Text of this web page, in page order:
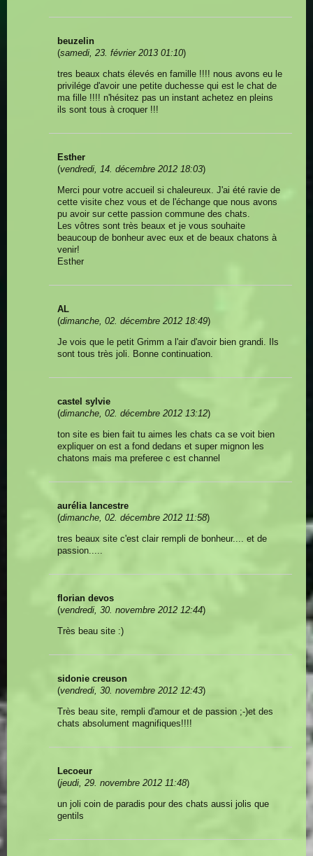
beuzelin
(samedi, 23. février 2013 01:10)
tres beaux chats élevés en famille !!!! nous avons eu le
privilége d'avoir une petite duchesse qui est le chat de
ma fille !!!! n'hésitez pas un instant achetez en pleins
ils sont tous à croquer !!!
Esther
(vendredi, 14. décembre 2012 18:03)
Merci pour votre accueil si chaleureux. J'ai été ravie de
cette visite chez vous et de l'échange que nous avons
pu avoir sur cette passion commune des chats.
Les vôtres sont très beaux et je vous souhaite
beaucoup de bonheur avec eux et de beaux chatons à
venir!
Esther
AL
(dimanche, 02. décembre 2012 18:49)
Je vois que le petit Grimm a l'air d'avoir bien grandi. Ils
sont tous très joli. Bonne continuation.
castel sylvie
(dimanche, 02. décembre 2012 13:12)
ton site es bien fait tu aimes les chats ca se voit bien
expliquer on est a fond dedans et super mignon les
chatons mais ma preferee c est channel
aurélia lancestre
(dimanche, 02. décembre 2012 11:58)
tres beaux site c'est clair rempli de bonheur.... et de
passion.....
florian devos
(vendredi, 30. novembre 2012 12:44)
Très beau site :)
sidonie creuson
(vendredi, 30. novembre 2012 12:43)
Très beau site, rempli d'amour et de passion ;-)et des
chats absolument magnifiques!!!!
Lecoeur
(jeudi, 29. novembre 2012 11:48)
un joli coin de paradis pour des chats aussi jolis que
gentils